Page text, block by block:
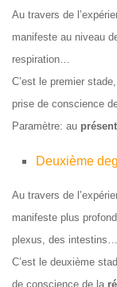
Au travers de
manifeste au niveau
respiration…
C’est le premier
prise de conscience
Paramètre: au présent
Deuxième
Au travers de
manifeste plus
plexus, des intestins…
C’est le deuxième
de conscience de la